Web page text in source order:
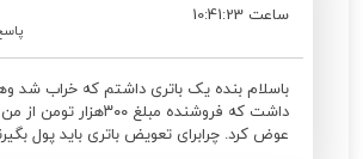
ساعت 10:41:23
باسلام بنده یک باتری داشتم که خراب شد
داشت که فروشنده مبلغ
عوض کرد. چرابرای تعویض باتری باید پول